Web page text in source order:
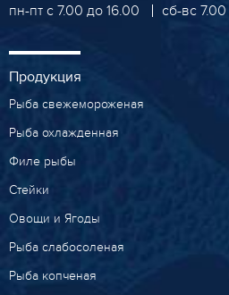
пн-пт с 7.00 до 16.00
сб-вс
Продукция
Рыба свежемороженая
Рыба охлажденная
Филе рыбы
Стейки
Овощи и Ягоды
Рыба слабосоленая
Рыба копченая